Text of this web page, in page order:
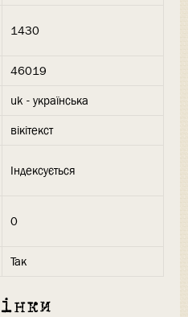
1430
46019
uk - українська
вікітекст
Індексується
0
Так